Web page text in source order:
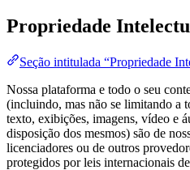
Propriedade
Seção intitulada “Propriedade
Nossa plataforma e todo o seu
(incluindo, mas não se limitando a
texto, exibições, imagens, vídeo e
disposição dos mesmos) são de
licenciadores ou de outros
protegidos por leis internacionais